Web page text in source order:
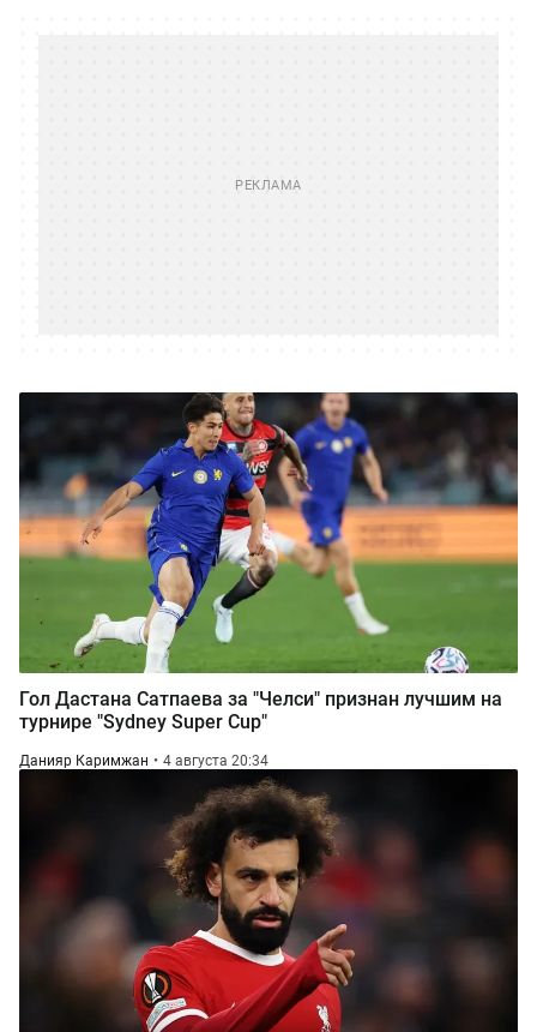
Гол Дастана Сатпаева за "Челси" признан лучшим на
турнире "Sydney Super Cup"
Данияр Каримжан 4 августа 20:34